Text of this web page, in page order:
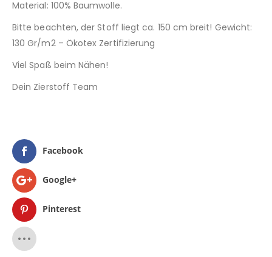
Material: 100% Baumwolle.
Bitte beachten, der Stoff liegt ca. 150 cm breit! Gewicht:
130 Gr/m2 – Ökotex Zertifizierung
Viel Spaß beim Nähen!
Dein Zierstoff Team
Facebook
Google+
Pinterest